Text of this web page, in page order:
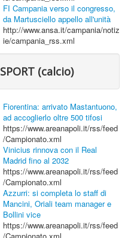
FI Campania verso il congresso,
da Martusciello appello all'unità
http://www.ansa.it/campania/notiz
ie/campania_rss.xml
SPORT (calcio)
Fiorentina: arrivato Mastantuono,
ad accoglierlo oltre 500 tifosi
https://www.areanapoli.it/rss/feed
/Campionato.xml
Vinicius rinnova con il Real
Madrid fino al 2032
https://www.areanapoli.it/rss/feed
/Campionato.xml
Azzurri: si completa lo staff di
Mancini, Oriali team manager e
Bollini vice
https://www.areanapoli.it/rss/feed